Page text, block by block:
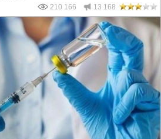
210 166 13 168